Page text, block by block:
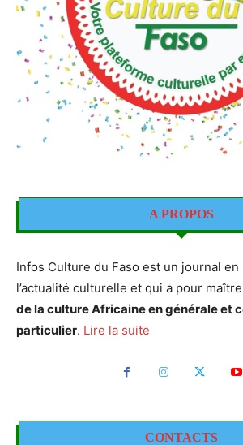
A PROPOS
Infos Culture du Faso est un journal
l’actualité culturelle et qui a pour
de la culture Africaine en générale et
particulier. Lire la suite
CONTACTS